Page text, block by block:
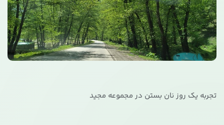
تجربه یک روز نان بستن در مجموعه مجید